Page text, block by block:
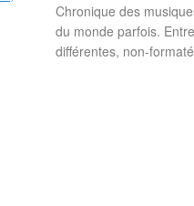
Chronique des
du monde parfois.
différentes, non-